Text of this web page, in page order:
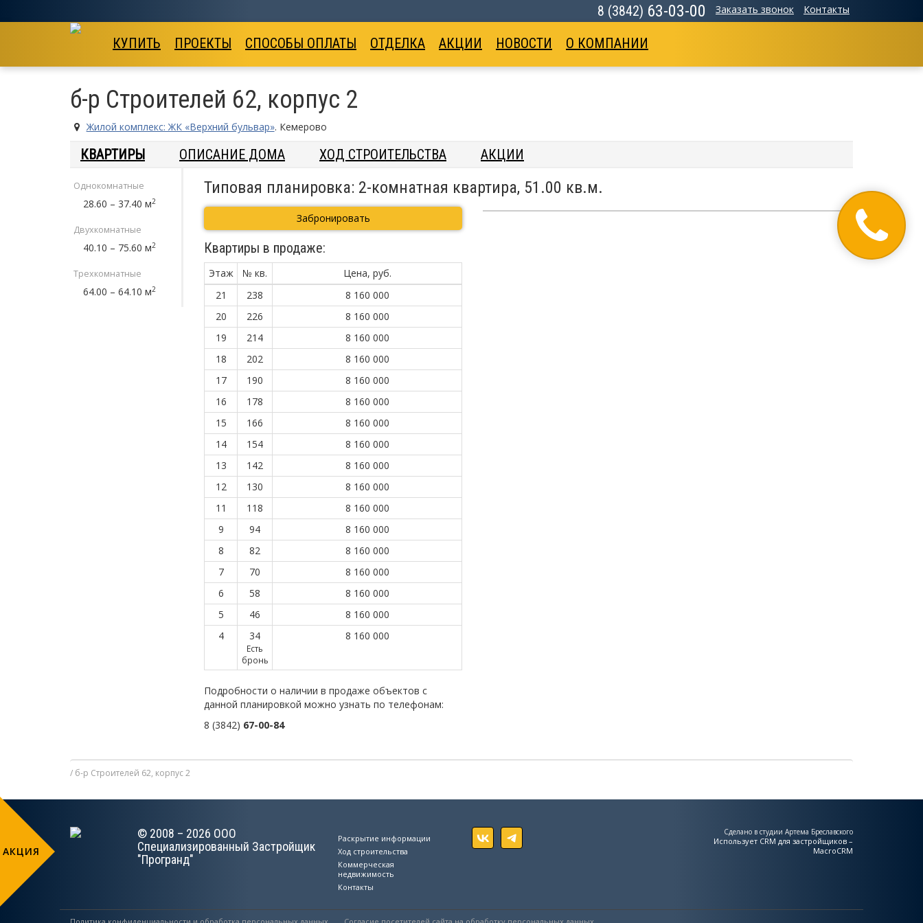
8 (3842) 63-03-00 Заказать звонок Контакты
КУПИТЬ ПРОЕКТЫ СПОСОБЫ ОПЛАТЫ ОТДЕЛКА АКЦИИ НОВОСТИ О КОМПАНИИ
б-р Строителей 62, корпус 2
Жилой комплекс: ЖК «Верхний бульвар». Кемерово
КВАРТИРЫ ОПИСАНИЕ ДОМА ХОД СТРОИТЕЛЬСТВА АКЦИИ
Типовая планировка: 2-комнатная квартира, 51.00 кв.м.
Забронировать
Квартиры в продаже:
Этаж № кв.
Цена, руб.
21
238
8 160 000
20
226
8 160 000
19
214
8 160 000
18
202
8 160 000
17
190
8 160 000
16
178
8 160 000
15
166
8 160 000
14
154
8 160 000
13
142
8 160 000
12
130
8 160 000
11
118
8 160 000
9
94
8 160 000
8
82
8 160 000
7
70
8 160 000
6
58
8 160 000
5
46
8 160 000
4
34
Есть
бронь
8 160 000
Подробности о наличии в продаже объектов с
данной планировкой можно узнать по телефонам:
8 (3842) 67-00-84
Однокомнатные
28.60 – 37.40 м2
Двухкомнатные
40.10 – 75.60 м2
Трехкомнатные
64.00 – 64.10 м2
б-р Строителей 62, корпус 2
© 2008 – 2026 ООО
Специализированный Застройщик
"Програнд"
Раскрытие информации
Ход строительства
Коммерческая
недвижимость
Контакты
Сделано в студии Артема Бреславского
Использует CRM для застройщиков –
MacroCRM
АКЦИЯ